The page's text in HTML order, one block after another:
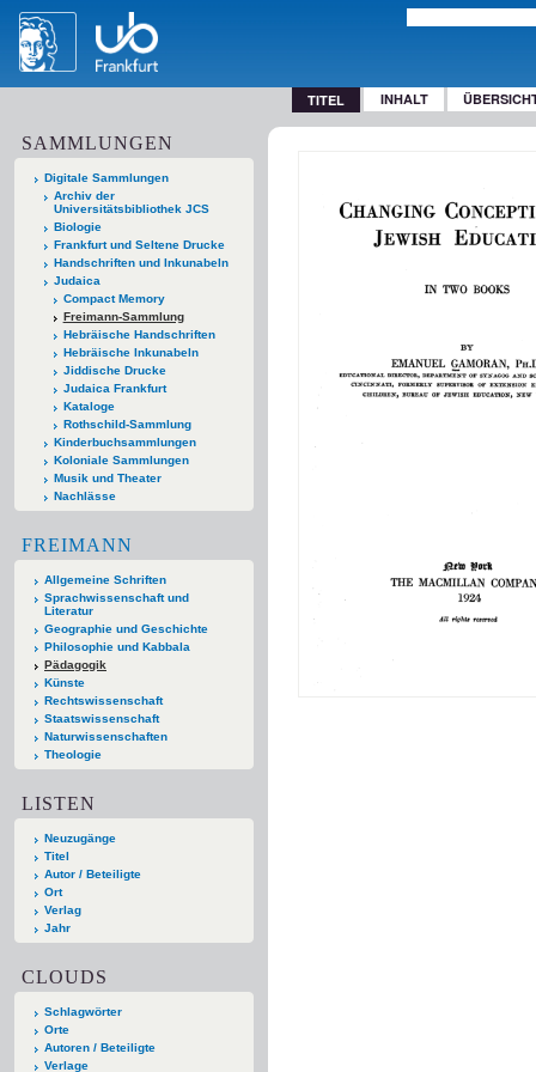
TITEL INHALT
SAMMLUNGEN
Digitale Sammlungen
Archiv der
Universitätsbibliothek JCS
Biologie
Frankfurt und Seltene Drucke
Handschriften und Inkunabeln
Judaica
Compact Memory
Freimann-Sammlung
Hebräische Handschriften
Hebräische Inkunabeln
Jiddische Drucke
Judaica Frankfurt
Kataloge
Rothschild-Sammlung
Kinderbuchsammlungen
Koloniale Sammlungen
Musik und Theater
Nachlässe
FREIMANN
Allgemeine Schriften
Sprachwissenschaft und
Literatur
Geographie und Geschichte
Philosophie und Kabbala
Pädagogik
Künste
Rechtswissenschaft
Staatswissenschaft
Naturwissenschaften
Theologie
LISTEN
Neuzugänge
Titel
Autor / Beteiligte
Ort
Verlag
Jahr
CLOUDS
Schlagwörter
Orte
Autoren / Beteiligte
Verlage